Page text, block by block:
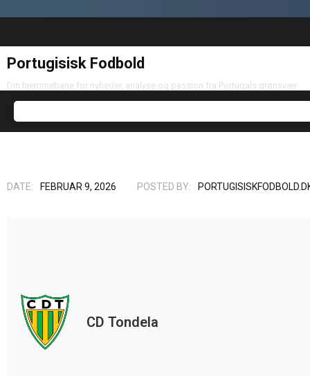
Portugisisk Fodbold
Din hjemmebane for nyheder, analyse og passion fra Portugals grønsvær
DATE: FEBRUAR 9, 2026 POSTED BY:
CD Tondela